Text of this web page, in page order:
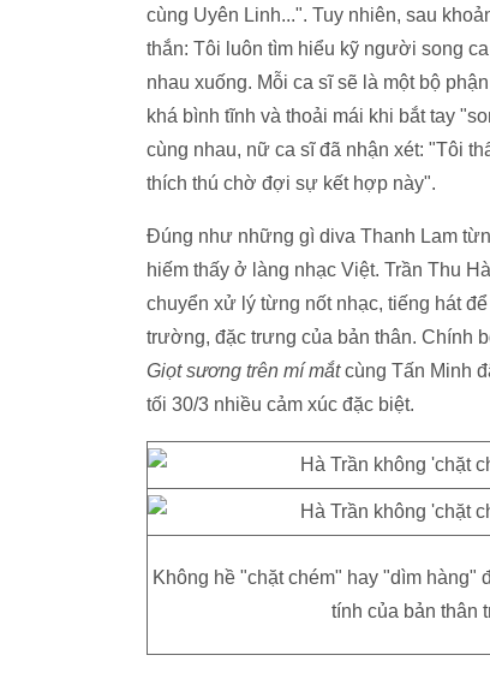
cùng Uyên Linh...". Tuy nhiên, sau
thắn: Tôi luôn tìm hiểu kỹ người song
nhau xuống. Mỗi ca sĩ sẽ là một bộ
khá bình tĩnh và thoải mái khi bắt tay
cùng nhau, nữ ca sĩ đã nhận xét: "Tôi
thích thú chờ đợi sự kết hợp này".
Đúng như những gì diva Thanh Lam
hiếm thấy ở làng nhạc Việt. Trần Thu
chuyển xử lý từng nốt nhạc, tiếng hát
trường, đặc trưng của bản thân. Chính
Giọt sương trên mí mắtcùng Tấn Minh
tối 30/3 nhiều cảm xúc đặc biệt.
Không hề "chặt chém" hay "dìm hàng"
tính của bản thân